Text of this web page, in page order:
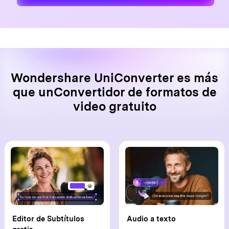
Wondershare UniConverter es más
que unConvertidor de formatos de
video gratuito
Editor de Subtítulos
Audio a texto